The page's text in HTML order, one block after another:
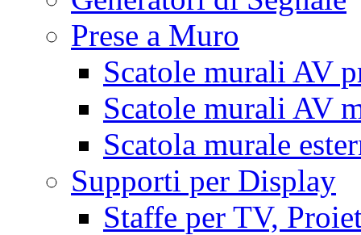
Prese a Muro
Scatole murali AV
Scatole murali AV
Scatola murale
Supporti per Display
Staffe per TV,